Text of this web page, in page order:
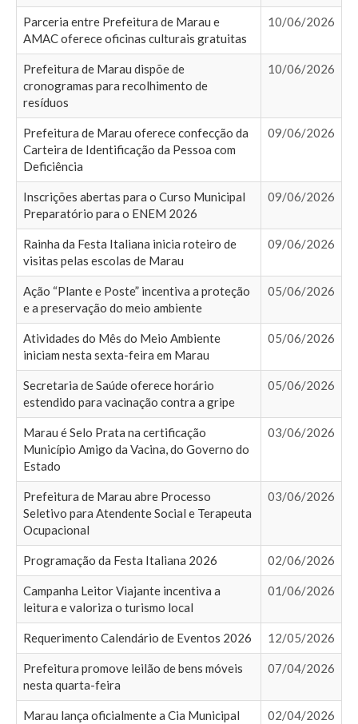
Parceria entre Prefeitura de Marau e
AMAC oferece oficinas culturais gratuitas
10/06/2026
Prefeitura de Marau dispõe de
cronogramas para recolhimento de
resíduos
10/06/2026
Prefeitura de Marau oferece confecção da
Carteira de Identificação da Pessoa com
Deficiência
09/06/2026
Inscrições abertas para o Curso Municipal
Preparatório para o ENEM 2026
09/06/2026
Rainha da Festa Italiana inicia roteiro de
visitas pelas escolas de Marau
09/06/2026
Ação “Plante e Poste” incentiva a proteção
e a preservação do meio ambiente
05/06/2026
Atividades do Mês do Meio Ambiente
iniciam nesta sexta-feira em Marau
05/06/2026
Secretaria de Saúde oferece horário
estendido para vacinação contra a gripe
05/06/2026
Marau é Selo Prata na certificação
Município Amigo da Vacina, do Governo do
Estado
03/06/2026
Prefeitura de Marau abre Processo
Seletivo para Atendente Social e Terapeuta
Ocupacional
03/06/2026
Programação da Festa Italiana 2026 02/06/2026
Campanha Leitor Viajante incentiva a
leitura e valoriza o turismo local
01/06/2026
Requerimento Calendário de Eventos 2026 12/05/2026
Prefeitura promove leilão de bens móveis
nesta quarta-feira
07/04/2026
Marau lança oficialmente a Cia Municipal
02/04/2026